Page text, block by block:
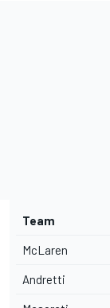
Team
McLaren
Andretti